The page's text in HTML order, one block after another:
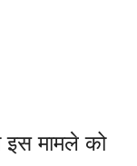
मामले को